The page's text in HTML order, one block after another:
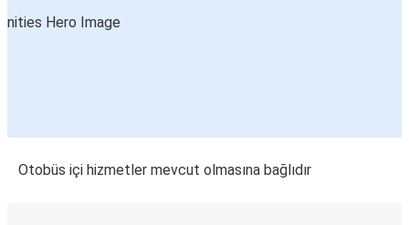
Otobüs içi hizmetler mevcut olmasına bağlıdır